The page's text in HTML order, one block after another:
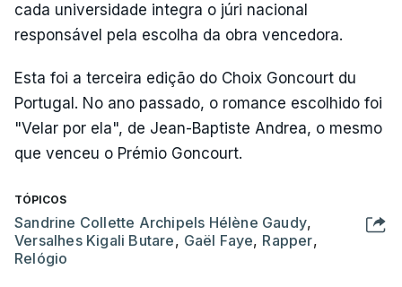
cada universidade integra o júri nacional
responsável pela escolha da obra vencedora.
Esta foi a terceira edição do Choix Goncourt du
Portugal. No ano passado, o romance escolhido foi
"Velar por ela", de Jean-Baptiste Andrea, o mesmo
que venceu o Prémio Goncourt.
TÓPICOS
Sandrine Collette Archipels Hélène Gaudy,
Versalhes Kigali Butare, Gaël Faye, Rapper,
Relógio